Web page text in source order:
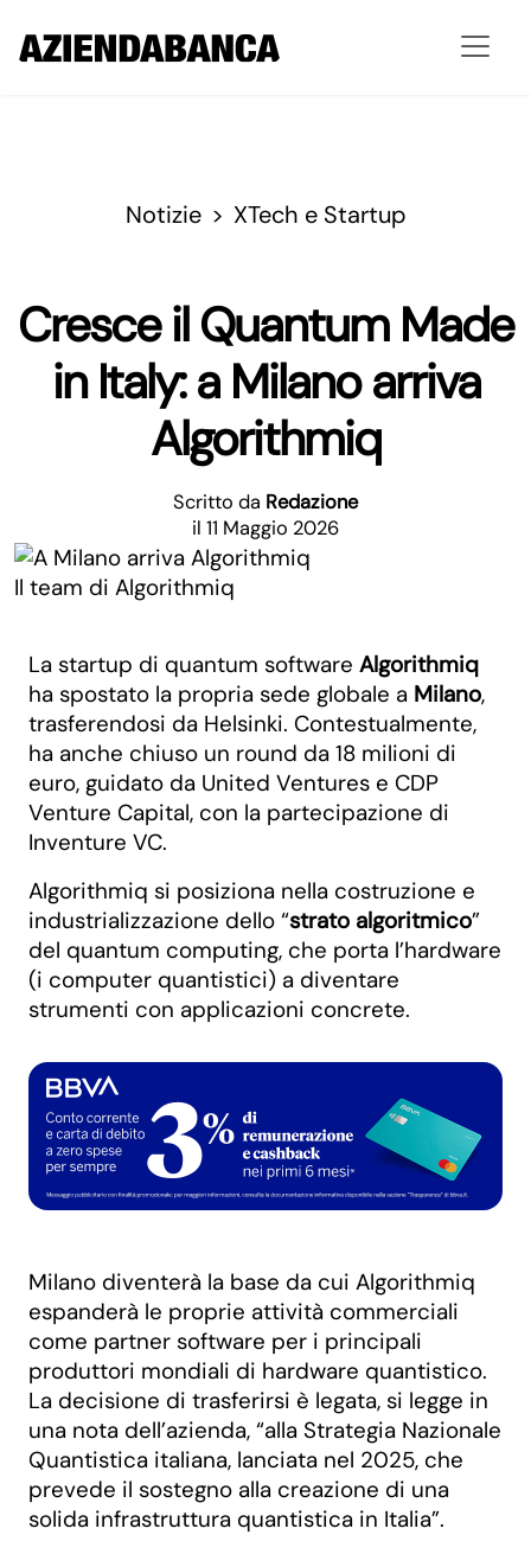
Notizie XTech e Startup
Cresce il Quantum Made
in Italy: a Milano arriva
Algorithmiq
Scritto da Redazione
il 11 Maggio 2026
Il team di Algorithmiq
La startup di quantum software Algorithmiq
ha spostato la propria sede globale a Milano,
trasferendosi da Helsinki. Contestualmente,
ha anche chiuso un round da 18 milioni di
euro, guidato da United Ventures e CDP
Venture Capital, con la partecipazione di
Inventure VC.
Algorithmiq si posiziona nella costruzione e
industrializzazione dello “strato algoritmico”
del quantum computing, che porta l’hardware
(i computer quantistici) a diventare
strumenti con applicazioni concrete.
Milano diventerà la base da cui Algorithmiq
espanderà le proprie attività commerciali
come partner software per i principali
produttori mondiali di hardware quantistico.
La decisione di trasferirsi è legata, si legge in
una nota dell’azienda, “alla Strategia Nazionale
Quantistica italiana, lanciata nel 2025, che
prevede il sostegno alla creazione di una
solida infrastruttura quantistica in Italia”.